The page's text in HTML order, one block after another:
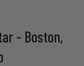
- Boston,